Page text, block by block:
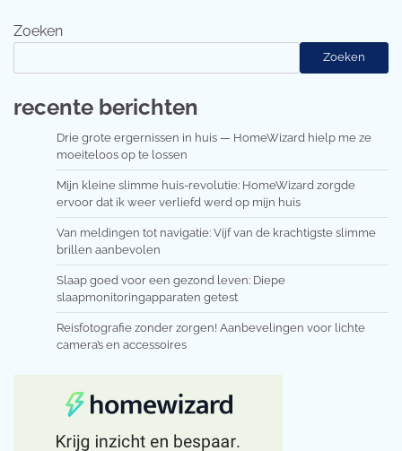
Zoeken
Zoeken
recente berichten
Drie grote ergernissen in huis — HomeWizard hielp me ze
moeiteloos op te lossen
Mijn kleine slimme huis-revolutie: HomeWizard zorgde
ervoor dat ik weer verliefd werd op mijn huis
Van meldingen tot navigatie: Vijf van de krachtigste slimme
brillen aanbevolen
Slaap goed voor een gezond leven: Diepe
slaapmonitoringapparaten getest
Reisfotografie zonder zorgen! Aanbevelingen voor lichte
camera’s en accessoires